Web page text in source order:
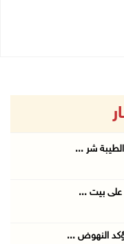
شر ...
على بيت ...
النهوض ...